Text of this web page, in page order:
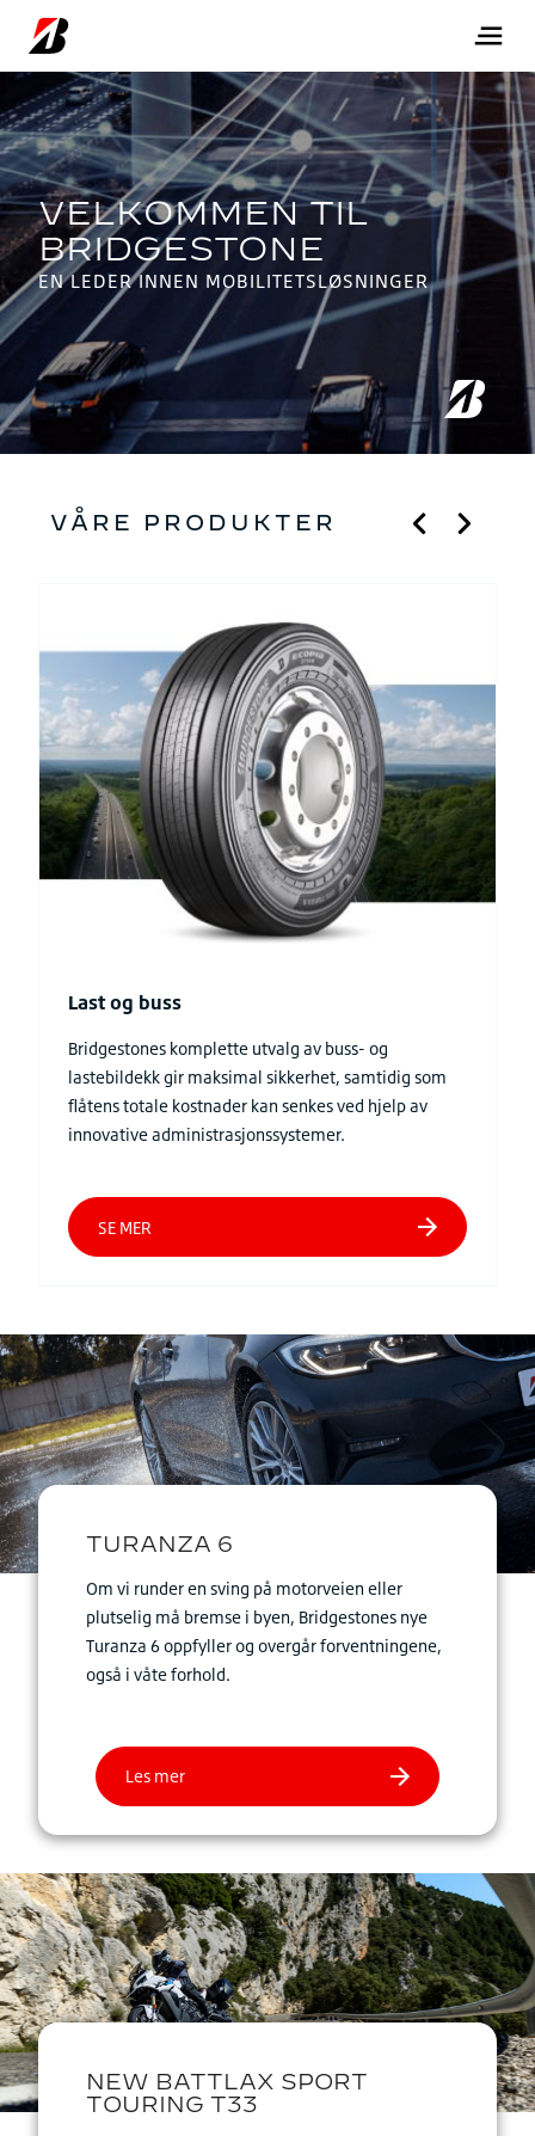
EN LEDER INNEN MOBILITETSLØSNINGER
VÅRE PRODUKTER
Last og buss
Bridgestones komplette utvalg av buss- og
lastebildekk gir maksimal sikkerhet, samtidig som
flåtens totale kostnader kan senkes ved hjelp av
innovative administrasjonssystemer.
Om vi runder en sving på motorveien eller
plutselig må bremse i byen, Bridgestones nye
Turanza 6 oppfyller og overgår forventningene,
også i våte forhold.